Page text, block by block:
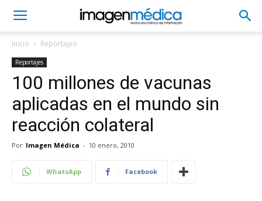
Inicio Reportajes
Reportajes
100 millones de vacunas
aplicadas en el mundo sin
reacción colateral
Por Imagen Médica - 10 enero, 2010
WhatsApp Facebook